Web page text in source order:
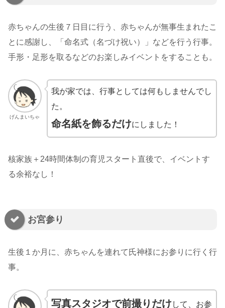
赤ちゃんの生後７日目に行う、赤ちゃんが無事生まれたこ
とに感謝し、「命名式（名づけ祝い）」などを行う行事。
手形・足形を取るなどのお楽しみイベントをすることも。
げんまいちゃ
我が家では、行事としては何もしませんでし
た。
命名紙を飾るだけにしました！
核家族＋24時間体制の育児スタート直後で、イベントす
る余裕なし！
お宮参り
生後１か月に、赤ちゃんを連れて氏神様にお参りに行く行
事。
写真スタジオで前撮りだけ して、お参